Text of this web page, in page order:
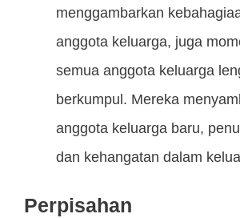
menggambarkan
anggota keluarga, juga
semua anggota keluarga
berkumpul. Mereka
anggota keluarga baru,
dan kehangatan dalam
Perpisahan